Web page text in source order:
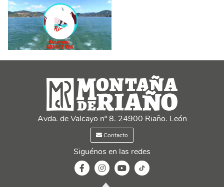
Avda. de Valcayo nº 8. 24900 Riaño. León
Contacto
Siguénos en las redes